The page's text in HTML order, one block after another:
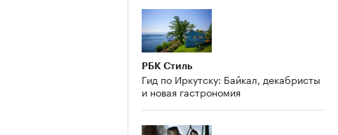
РБК Стиль
Гид по Иркутску: Байкал, декабристы
и новая гастрономия